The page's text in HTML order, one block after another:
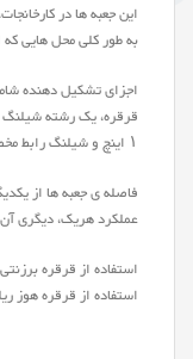
این جعبه ها در
به طور کلی محل هایی
اجزای تشکیل دهنده
۱ اینچ و شیلنگ رابط مخصوص می باشد.
عملکرد هریک، دیگری
استفاده از قرقره
استفاده از قرقره هوز